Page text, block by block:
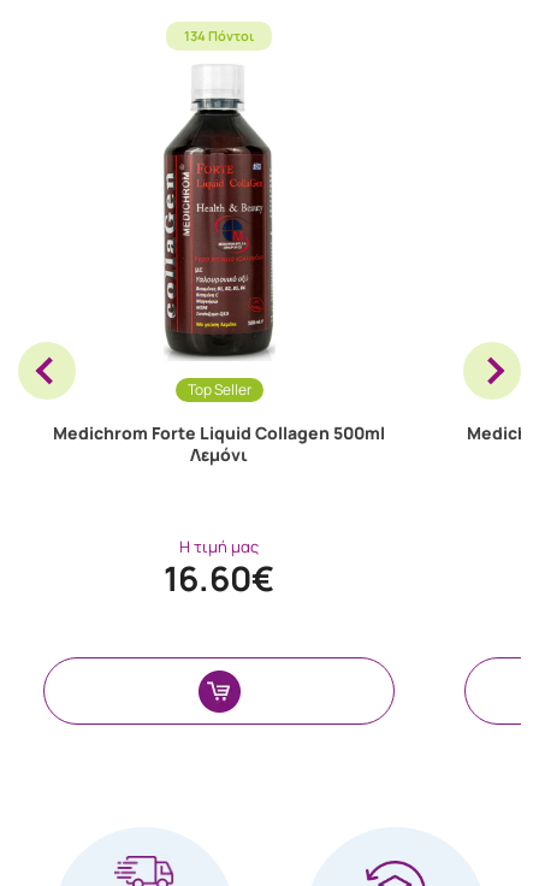
134 Πόντοι
Top Seller
Medichrom Forte Liquid Collagen 500ml
Λεμόνι
Η τιμή μας
16.60€